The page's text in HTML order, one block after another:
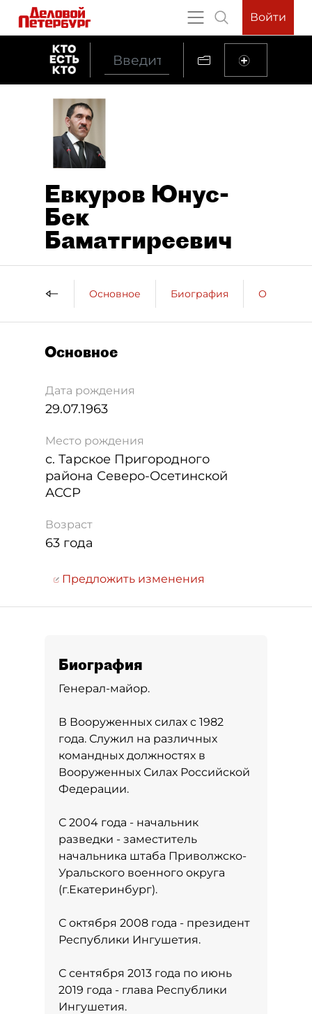
Войти
Евкуров Юнус-
Бек
Баматгиреевич
Основное Биография
Основное
Дата рождения
29.07.1963
Место рождения
с. Тарское Пригородного
района Северо-Осетинской
АССР
Возраст
63 года
Предложить изменения
Биография
Генерал-майор.
В Вооруженных силах с 1982
года. Служил на различных
командных должностях в
Вооруженных Силах Российской
Федерации.
С 2004 года - начальник
разведки - заместитель
начальника штаба Приволжско-
Уральского военного округа
(г.Екатеринбург).
С октября 2008 года - президент
Республики Ингушетия.
С сентября 2013 года по июнь
2019 года - глава Республики
Ингушетия.